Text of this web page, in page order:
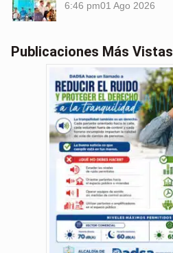
6:46 pm01 Ago 2026
Publicaciones Más Vistas